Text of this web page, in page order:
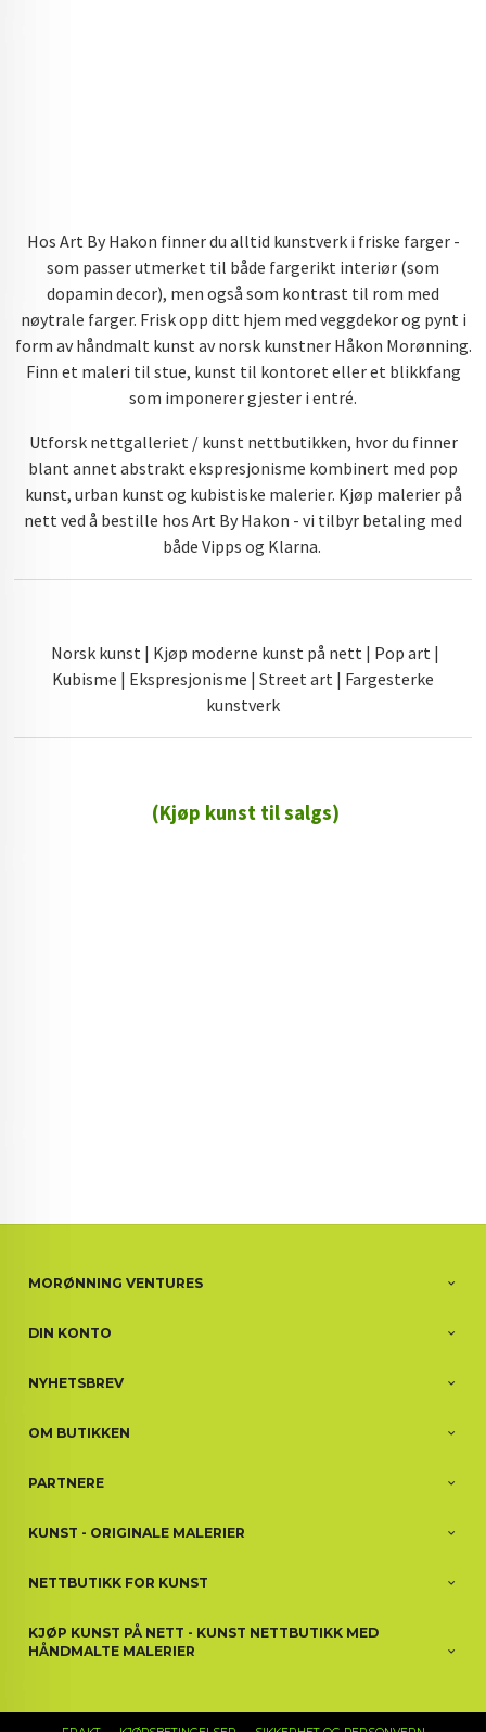
Hos Art By Hakon finner du alltid kunstverk i friske farger -
som passer utmerket til både fargerikt interiør (som
dopamin decor), men også som kontrast til rom med
nøytrale farger. Frisk opp ditt hjem med veggdekor og pynt i
form av håndmalt kunst av norsk kunstner Håkon Morønning.
Finn et maleri til stue, kunst til kontoret eller et blikkfang
som imponerer gjester i entré.
Utforsk nettgalleriet / kunst nettbutikken, hvor du finner
blant annet abstrakt ekspresjonisme kombinert med pop
kunst, urban kunst og kubistiske malerier. Kjøp malerier på
nett ved å bestille hos Art By Hakon - vi tilbyr betaling med
både Vipps og Klarna.
Norsk kunst | Kjøp moderne kunst på nett | Pop art |
Kubisme | Ekspresjonisme | Street art | Fargesterke
kunstverk
(Kjøp kunst til salgs)
MORØNNING VENTURES
DIN KONTO
NYHETSBREV
OM BUTIKKEN
PARTNERE
KUNST - ORIGINALE MALERIER
NETTBUTIKK FOR KUNST
KJØP KUNST PÅ NETT - KUNST NETTBUTIKK MED
HÅNDMALTE MALERIER